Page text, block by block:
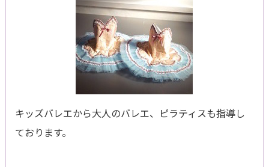
キッズバレエから大人のバレエ、ピラティスも指導し
ております。